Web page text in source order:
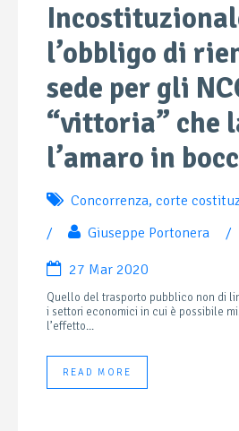
l’obbligo di
sede per gli
“vittoria” che
l’amaro in
Concorrenza, corte
/
Giuseppe Portonera /
27 Mar 2020
Quello del trasporto pubblico non di
i settori economici in cui è possibile
l’effetto...
READ MORE